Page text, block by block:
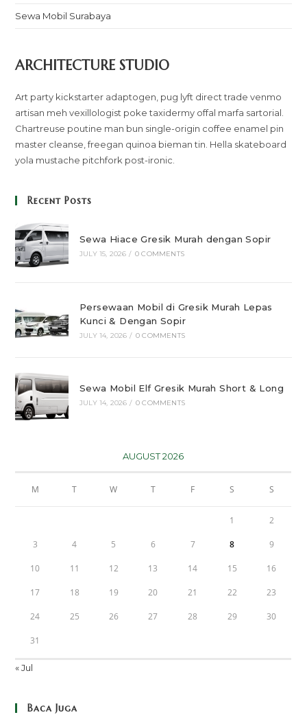
Sewa Mobil Surabaya
ARCHITECTURE STUDIO
Art party kickstarter adaptogen, pug lyft direct trade venmo
artisan meh vexillologist poke taxidermy offal marfa sartorial.
Chartreuse poutine man bun single-origin coffee enamel pin
master cleanse, freegan quinoa bieman tin. Hella skateboard
yola mustache pitchfork post-ironic.
Recent Posts
Sewa Hiace Gresik Murah dengan Sopir
JULY 15, 2026 / 0 COMMENTS
Persewaan Mobil di Gresik Murah Lepas
Kunci & Dengan Sopir
JULY 14, 2026 / 0 COMMENTS
Sewa Mobil Elf Gresik Murah Short & Long
JULY 14, 2026 / 0 COMMENTS
AUGUST 2026
M T W T F S S
1 2
3 4 5 6 7 8 9
10 11 12 13 14 15 16
17 18 19 20 21 22 23
24 25 26 27 28 29 30
31
« Jul
Baca Juga